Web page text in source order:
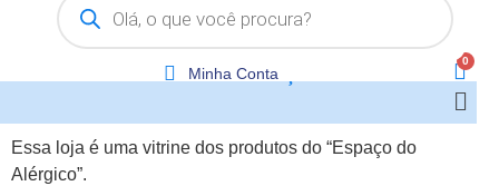
k
a
m
p
p
Minha Conta
Essa loja é uma vitrine dos produtos do “Espaço do
Alérgico”.